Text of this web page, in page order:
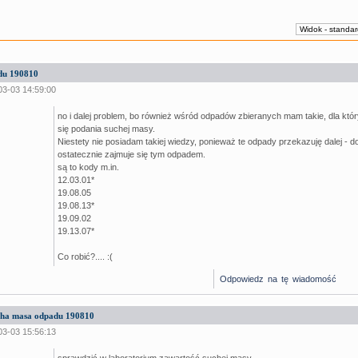
190810
03 14:59:00
no i dalej problem, bo również wśród odpadów zbieranych mam takie, dla
się podania suchej masy.
Niestety nie posiadam takiej wiedzy, ponieważ te odpady przekazuję dalej -
ostatecznie zajmuje się tym odpadem.
są to kody m.in.
12.03.01*
19.08.05
19.08.13*
19.09.02
19.13.07*
Co robić?.... :(
Odpowiedz na tę wiadomość
masa odpadu 190810
03 15:56:13